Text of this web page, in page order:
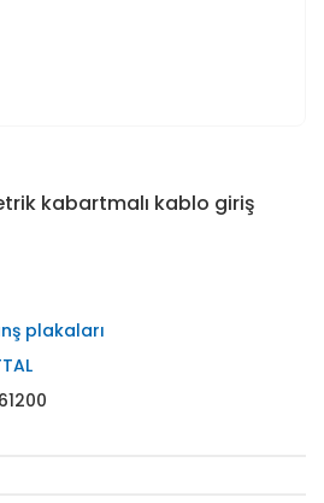
kabartmalı kablo giriş
plakaları